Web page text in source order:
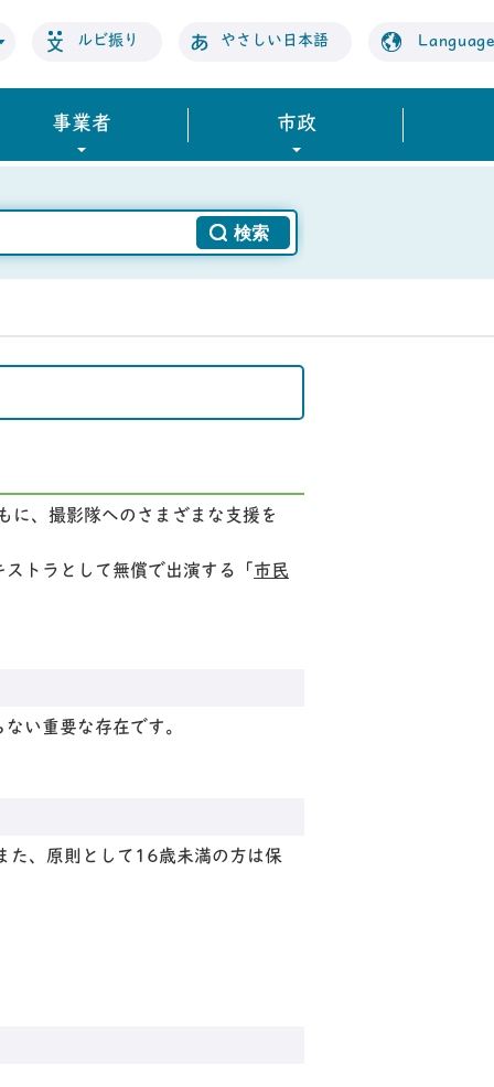
ルビ振り やさしい日本語 Language
事業者 市政
に、撮影隊へのさまざまな支援を
トラとして無償で出演する「 市民
い重要な存在です。
た、原則として16歳未満の方は保